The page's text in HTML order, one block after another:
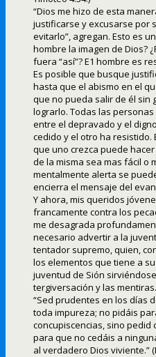
“Dios me hizo de esta
justificarse y excusarse por
evitarlo”, agregan. Esto es
hombre la imagen de Dios?
fuera “así”? E1 hombre es
Es posible que busque
hasta que el abismo en el
que no pueda salir de él sin
lograrlo. Todas las
entre el depravado y el
cedido y el otro ha resistido.
que uno crezca puede
de la misma sea mas fácil o
mentalmente alerta se
encierra el mensaje del
Y ahora, mis queridos
francamente contra los
me desagrada
necesario advertir a la
tentador supremo, quien,
los elementos que tiene a
juventud de Sión
tergiversación y las mentiras.
“Sed prudentes en los días
toda impureza; no pidáis
concupiscencias, sino
para que no cedáis a
al verdadero Dios viviente.”